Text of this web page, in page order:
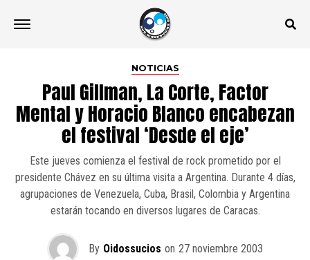
NOTICIAS
Paul Gillman, La Corte, Factor
Mental y Horacio Blanco encabezan
el festival ‘Desde el eje’
Este jueves comienza el festival de rock prometido por el
presidente Chávez en su última visita a Argentina. Durante 4 días,
agrupaciones de Venezuela, Cuba, Brasil, Colombia y Argentina
estarán tocando en diversos lugares de Caracas.
By Oidossucios on 27 noviembre 2003